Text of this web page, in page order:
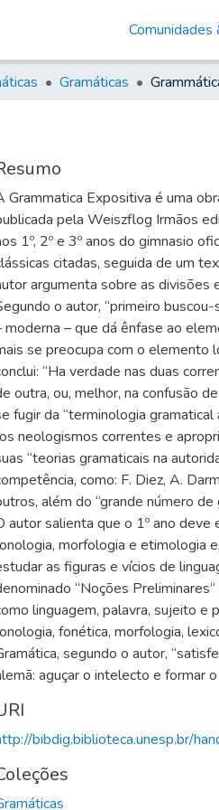
Comunidades
Gramáticas
Grammatica Expositiva é uma
pela Weiszflog Irmãos
1º, 2º e 3º anos do gimnasio
citadas, seguida de um
argumenta sobre as divisões
o autor, “primeiro
moderna – que dá ênfase ao
se preocupa com o elemento
“Ha verdade nas duas
outra, ou, melhor, na confusão
fugir da “terminologia
neologismos correntes e
“teorias gramaticais na
como: F. Diez, A.
além do “grande número
autor salienta que o 1º ano deve
morfologia e etimologia
as figuras e vícios de
“Noções
linguagem, palavra, sujeito e
fonética, morfologia,
segundo o autor,
aguçar o intelecto e formar o
bibdig.biblioteca.unesp.br/